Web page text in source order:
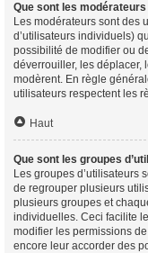
Que sont les modérateurs
Les modérateurs sont des
d’utilisateurs individuels)
possibilité de modifier ou
déverrouiller, les déplacer,
modèrent. En règle
utilisateurs respectent les
Haut
Que sont les groupes
Les groupes d’utilisateurs
de regrouper plusieurs
plusieurs groupes et
individuelles. Ceci facilite
modifier les permissions
encore leur accorder des